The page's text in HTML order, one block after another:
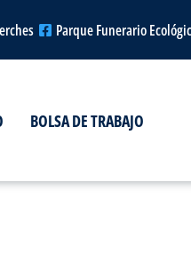
Parque Funerario
BOLSA DE TRABAJO